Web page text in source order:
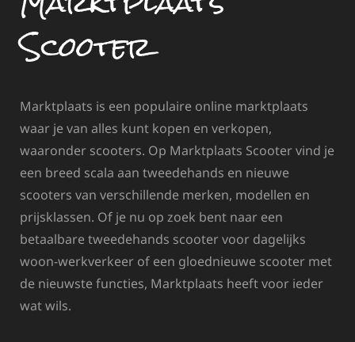
Scooter
Marktplaats is een populaire online marktplaats
waar je van alles kunt kopen en verkopen,
waaronder scooters. Op Marktplaats Scooter vind je
een breed scala aan tweedehands en nieuwe
scooters van verschillende merken, modellen en
prijsklassen. Of je nu op zoek bent naar een
betaalbare tweedehands scooter voor dagelijks
woon-werkverkeer of een gloednieuwe scooter met
de nieuwste functies, Marktplaats heeft voor ieder
wat wils.